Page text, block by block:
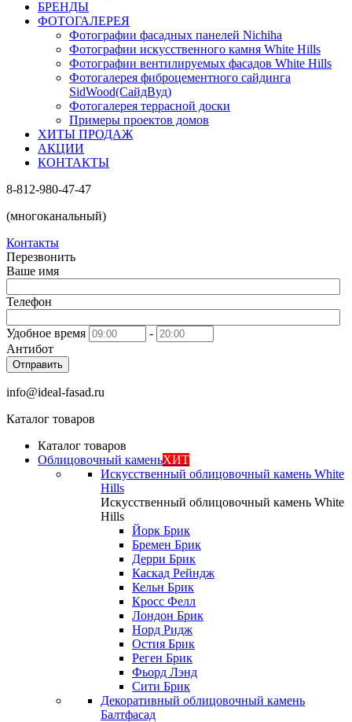
БРЕНДЫ
ФОТОГАЛЕРЕЯ
Фотографии фасадных панелей Nichiha
Фотографии искусственного камня White Hills
Фотографии вентилируемых фасадов White Hills
Фотогалерея фиброцементного сайдинга
SidWood(СайдВуд)
Фотогалерея террасной доски
Примеры проектов домов
ХИТЫ ПРОДАЖ
АКЦИИ
КОНТАКТЫ
8-812-980-47-47
(многоканальный)
Контакты
Перезвонить
Ваше имя
Телефон
Удобное время
-
Антибот
Отправить
info@ideal-fasad.ru
Каталог товаров
Каталог товаров
Облицовочный каменьХИТ
Искусственный облицовочный камень White
Hills
Искусственный облицовочный камень White
Hills
Йорк Брик
Бремен Брик
Дерри Брик
Каскад Рейндж
Кельн Брик
Кросс Фелл
Лондон Брик
Норд Ридж
Остия Брик
Реген Брик
Фьорд Лэнд
Сити Брик
Декоративный облицовочный камень
Балтфасад